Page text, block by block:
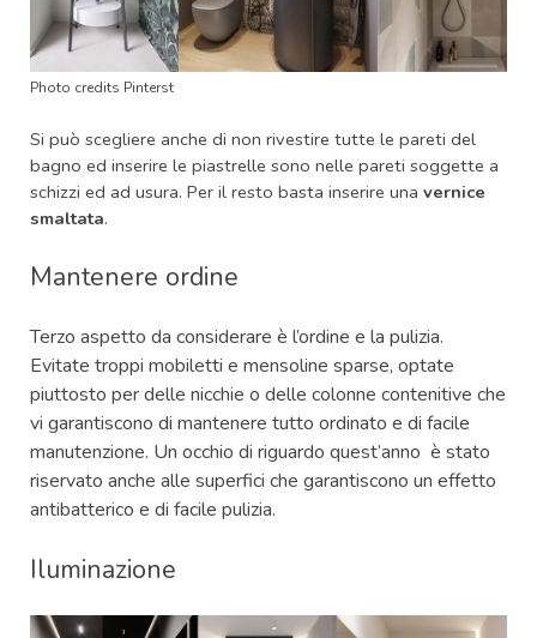
Photo credits Pinterst
Si può scegliere anche di non rivestire tutte le pareti del
bagno ed inserire le piastrelle sono nelle pareti soggette a
schizzi ed ad usura. Per il resto basta inserire una vernice
smaltata.
Mantenere ordine
Terzo aspetto da considerare è l’ordine e la pulizia.
Evitate troppi mobiletti e mensoline sparse, optate
piuttosto per delle nicchie o delle colonne contenitive che
vi garantiscono di mantenere tutto ordinato e di facile
manutenzione. Un occhio di riguardo quest’anno è stato
riservato anche alle superfici che garantiscono un effetto
antibatterico e di facile pulizia.
Iluminazione